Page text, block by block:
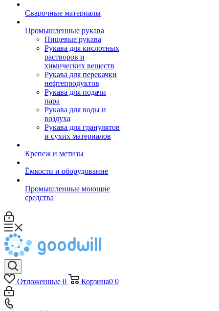
Сварочные материалы
Промышленные рукава
Пищевые рукава
Рукава для кислотных
растворов и
химических веществ
Рукава для перекачки
нефтепродуктов
Рукава для подачи
пара
Рукава для воды и
воздуха
Рукава для гранулятов
и сухих материалов
Крепеж и метизы
Ёмкости и оборудование
Промышленные моющие
средства
Отложенные 0 Корзина0 0